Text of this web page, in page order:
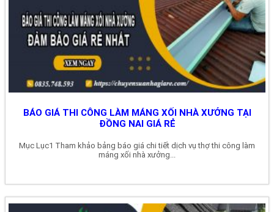
BÁO GIÁ THI CÔNG LÀM MÁNG XỐI NHÀ XƯỞNG TẠI
ĐỒNG NAI GIÁ RẺ
Mục Lục1 Tham khảo bảng báo giá chi tiết dịch vụ thợ thi công làm
máng xối nhà xưởng...